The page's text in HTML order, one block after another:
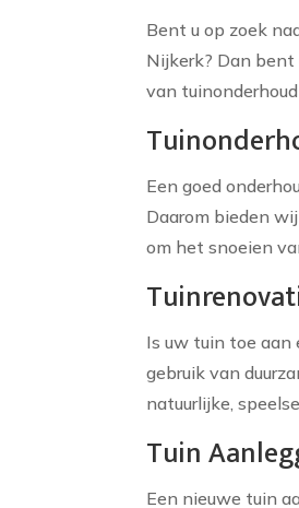
Bent u op zoek
Nijkerk? Dan
van
Een goed
Daarom bieden
om het snoeien
Is uw tuin toe aan
gebruik van
natuurlijke,
Tuin
Een nieuwe tuin